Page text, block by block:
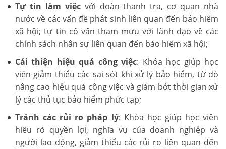
Tự tin làm việcvới đoàn thanh tra, cơ quan nhà
nước về các vấn đề phát sinh liên quan đến bảo hiểm
xã hội; tự tin cố vấn tham mưu với lãnh đạo về các
chính sách nhân sự liên quan đến bảo hiểm xã hội;
Cải thiện hiệu quả công việc: Khóa học giúp học
viên giảm thiểu các sai sót khi xử lý bảo hiểm, từ đó
nâng cao hiệu quả công việc và giảm bớt thời gian xử
lý các thủ tục bảo hiểm phức tạp;
Tránh các rủi ro pháp lý: Khóa học giúp học viên
hiểu rõ quyền lợi, nghĩa vụ của doanh nghiệp và
người lao động, giảm thiểu các rủi ro liên quan đến